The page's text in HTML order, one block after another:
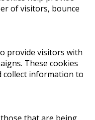
of visitors, bounce
provide visitors with
These cookies
collect information to